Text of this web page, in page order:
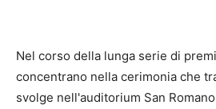
Nel corso della lunga serie di
concentrano nella cerimonia che
svolge nell'auditorium San